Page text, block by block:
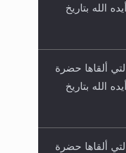
الله بتاريخ
ألقاها حضرة
الله بتاريخ
ألقاها حضرة